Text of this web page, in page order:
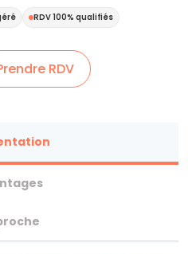
RDV 100% qualifiés
RDV